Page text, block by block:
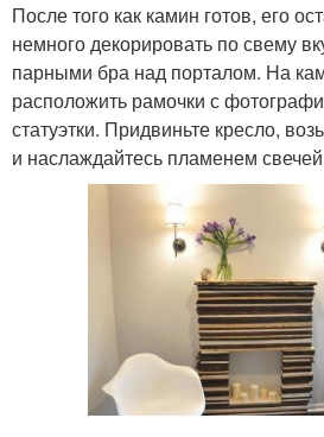
После того как камин готов, его
немного декорировать по свему
парными бра над порталом. На
расположить рамочки с
статуэтки. Придвиньте кресло,
и наслаждайтесь пламенем